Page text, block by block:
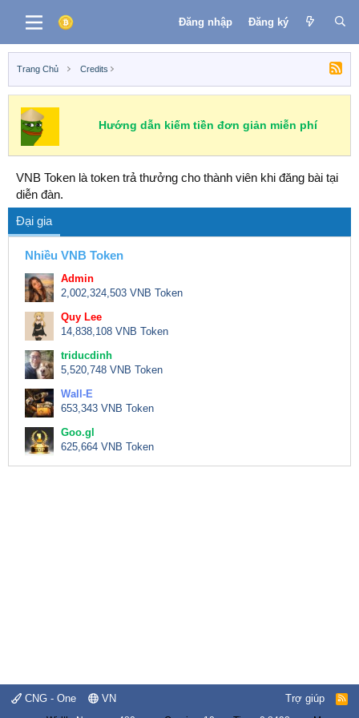
Đăng nhập Đăng ký
Trang Chủ Credits
Hướng dẫn kiếm tiền đơn giản miễn phí
VNB Token là token trả thưởng cho thành viên khi đăng bài tại
diễn đàn.
Đại gia
Nhiều VNB Token
Admin
2,002,324,503 VNB Token
Quy Lee
14,838,108 VNB Token
triducdinh
5,520,748 VNB Token
Wall-E
653,343 VNB Token
Goo.gl
625,664 VNB Token
CNG - One VN Trợ giúp
R